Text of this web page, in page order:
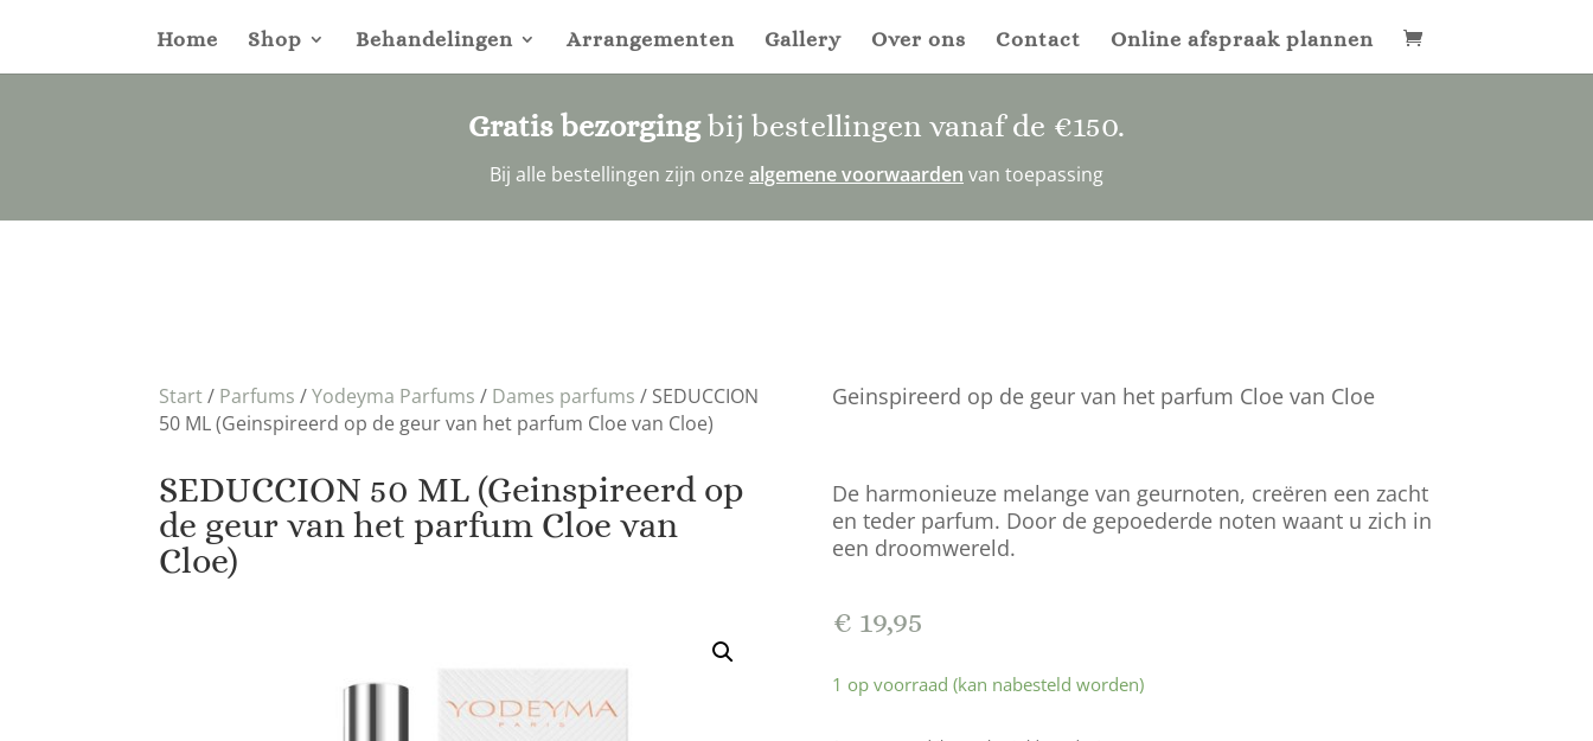
Home Shop Behandelingen Arrangementen Gallery Over ons Contact Online afspraak plannen
Gratis bezorgingbij bestellingen vanaf de €150.
Bij alle bestellingen zijn onze algemene voorwaarden van toepassing
Start/ Parfums /Yodeyma Parfums / Dames parfums / SEDUCCION
50 ML (Geinspireerd op de geur van het parfum Cloe van Cloe)
SEDUCCION 50 ML (Geinspireerd op
de geur van het parfum Cloe van
Cloe)
Geinspireerd op de geur van het parfum Cloe van Cloe
De harmonieuze melange van geurnoten, creëren een zacht
en teder parfum. Door de gepoederde noten waant u zich in
een droomwereld.
€ 19,95
1 op voorraad (kan nabesteld worden)